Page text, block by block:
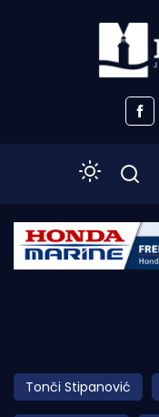
Početna
Obala
Otoci
Tonči Stipanović